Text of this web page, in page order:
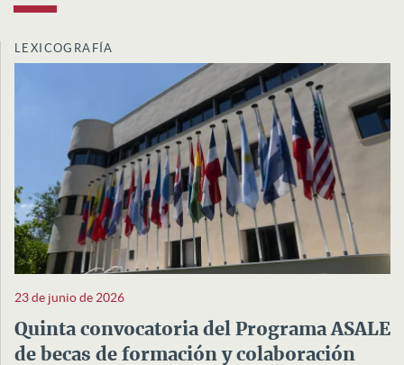
LEXICOGRAFÍA
23 de junio de 2026
Quinta convocatoria del Programa ASALE
de becas de formación y colaboración